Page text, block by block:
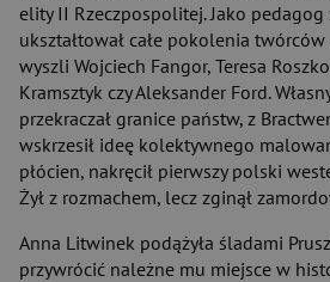
elity II Rzeczpospolitej. Jako pedagog
ukształtował całe pokolenia
wyszli Wojciech Fangor, Teresa
Kramsztyk czy Aleksander Ford.
przekraczał granice państw, z
wskrzesił ideę kolektywnego
płócien, nakręcił pierwszy polski
Żył z rozmachem, lecz zginął
Anna Litwinek podążyła śladami
przywrócić należne mu miejsce w